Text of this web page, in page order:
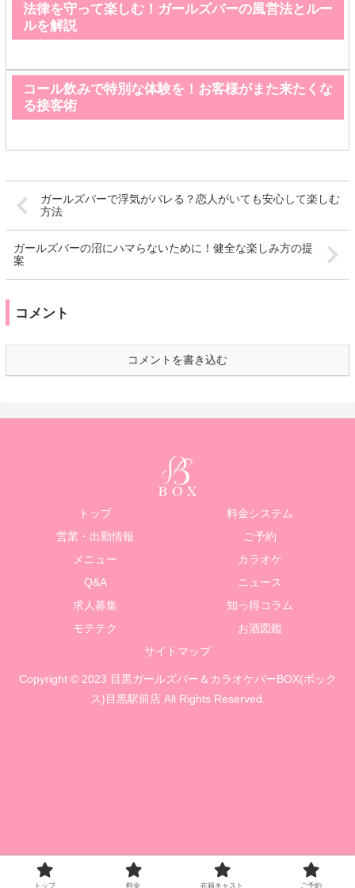
法律を守って楽しむ！ガールズバーの風営法とルー
ルを解説
コール飲みで特別な体験を！お客様がまた来たくな
る接客術
ガールズバーで浮気がバレる？恋人がいても安心して楽しむ
方法
ガールズバーの沼にハマらないために！健全な楽しみ方の提
案
コメント
コメントを書き込む
トップ
料金システム
営業・出勤情報
ご予約
メニュー
カラオケ
Q&A
ニュース
求人募集
知っ得コラム
モテテク
お酒図鑑
サイトマップ
Copyright © 2023 目黒ガールズバー＆カラオケバーBOX(ボック
ス)目黒駅前店 All Rights Reserved.
トップ 料金 在籍キャスト ご予約